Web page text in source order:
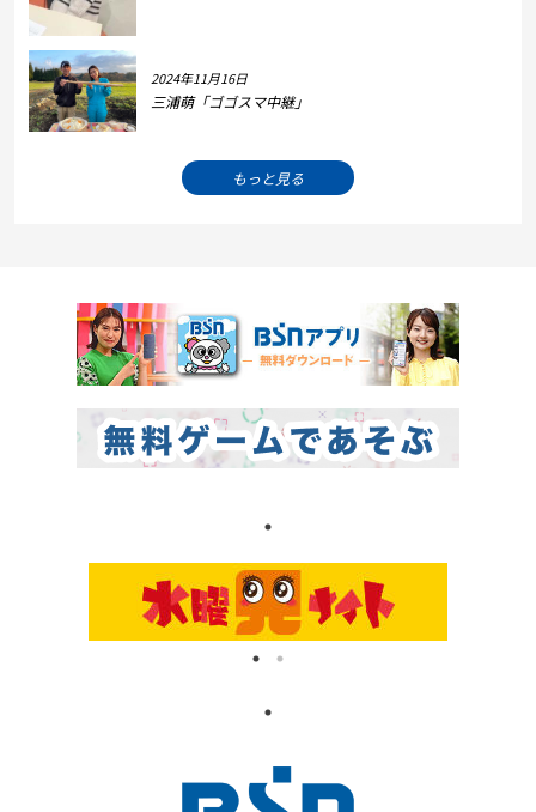
2024年11月16日
三浦萌「ゴゴスマ中継」
もっと見る